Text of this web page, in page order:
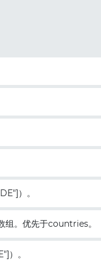
）。
。优先于countries。
）。